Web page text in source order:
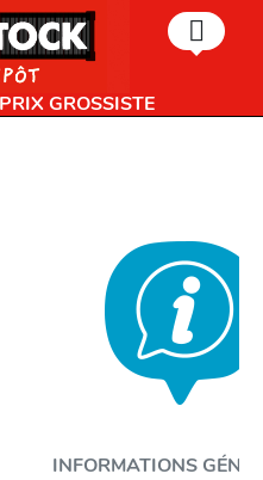
GROSSISTE
INFORMATIONS